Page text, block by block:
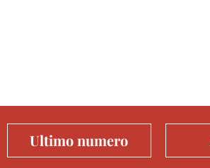
Ultimo numero